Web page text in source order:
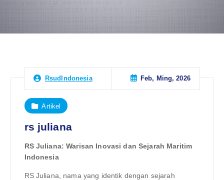
RsudIndonesia Feb, Ming, 2026
Artikel
rs juliana
RS Juliana: Warisan Inovasi dan Sejarah Maritim
Indonesia
RS Juliana, nama yang identik dengan sejarah